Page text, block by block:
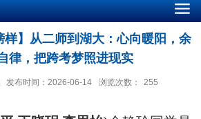
样】从二师到湖大：心向暖阳，余
律，把跨考梦照进现实
发布时间：2026-06-14 浏览次数： 255